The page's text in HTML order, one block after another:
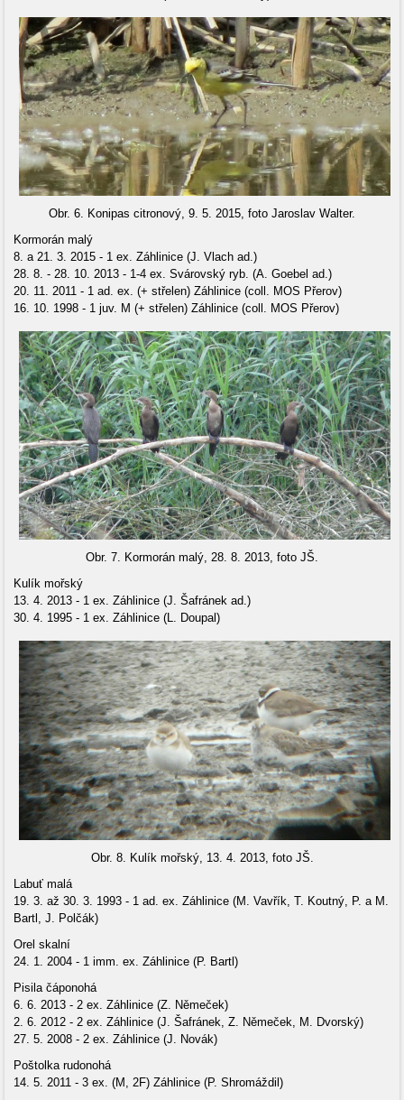
Obr. 6. Konipas citronový, 9. 5. 2015, foto Jaroslav Walter.
Kormorán malý
8. a 21. 3. 2015 - 1 ex. Záhlinice (J. Vlach ad.)
28. 8. - 28. 10. 2013 - 1-4 ex. Svárovský ryb. (A. Goebel ad.)
20. 11. 2011 - 1 ad. ex. (+ střelen) Záhlinice (coll. MOS Přerov)
16. 10. 1998 - 1 juv. M (+ střelen) Záhlinice (coll. MOS Přerov)
Obr. 7. Kormorán malý, 28. 8. 2013, foto JŠ.
Kulík mořský
13. 4. 2013 - 1 ex. Záhlinice (J. Šafránek ad.)
30. 4. 1995 - 1 ex. Záhlinice (L. Doupal)
Obr. 8. Kulík mořský, 13. 4. 2013, foto JŠ.
Labuť malá
19. 3. až 30. 3. 1993 - 1 ad. ex. Záhlinice (M. Vavřík, T. Koutný, P. a M.
Bartl, J. Polčák)
Orel skalní
24. 1. 2004 - 1 imm. ex. Záhlinice (P. Bartl)
Pisila čáponohá
6. 6. 2013 - 2 ex. Záhlinice (Z. Němeček)
2. 6. 2012 - 2 ex. Záhlinice (J. Šafránek, Z. Němeček, M. Dvorský)
27. 5. 2008 - 2 ex. Záhlinice (J. Novák)
Poštolka rudonohá
14. 5. 2011 - 3 ex. (M, 2F) Záhlinice (P. Shromáždil)